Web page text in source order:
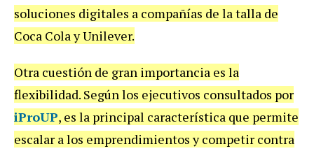
soluciones digitales a compañías de la talla de
Coca Cola y Unilever.
Otra cuestión de gran importancia es la
flexibilidad. Según los ejecutivos consultados por
iProUP, es la principal característica que permite
escalar a los emprendimientos y competir contra